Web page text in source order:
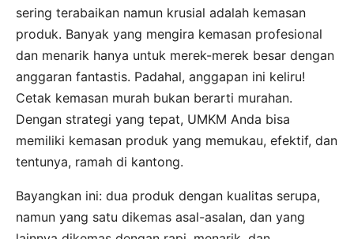
sering terabaikan namun krusial adalah kemasan
produk. Banyak yang mengira kemasan profesional
dan menarik hanya untuk merek-merek besar dengan
anggaran fantastis. Padahal, anggapan ini keliru!
Cetak kemasan murah bukan berarti murahan.
Dengan strategi yang tepat, UMKM Anda bisa
memiliki kemasan produk yang memukau, efektif, dan
tentunya, ramah di kantong.
Bayangkan ini: dua produk dengan kualitas serupa,
namun yang satu dikemas asal-asalan, dan yang